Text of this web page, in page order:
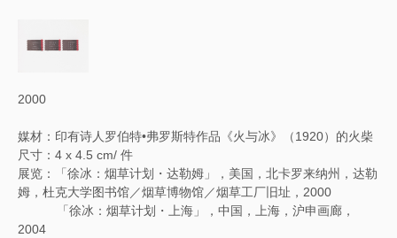
2000
媒材：印有诗人罗伯特•弗罗斯特作品《火与冰》（1920）的火柴
尺寸：4 x 4.5 cm/ 件
展览：「徐冰：烟草计划・达勒姆」，美国，北卡罗来纳州，达勒
姆，杜克大学图书馆／烟草博物馆／烟草工厂旧址，2000
「徐冰：烟草计划・上海」，中国，上海，沪申画廊，
2004